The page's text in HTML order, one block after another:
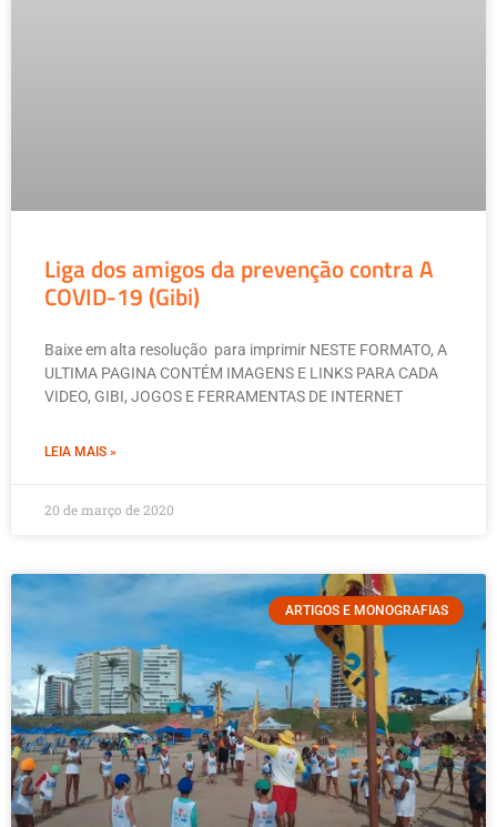
Liga dos amigos da prevenção contra A
COVID-19 (Gibi)
Baixe em alta resolução para imprimir NESTE FORMATO, A
ULTIMA PAGINA CONTÉM IMAGENS E LINKS PARA CADA
VIDEO, GIBI, JOGOS E FERRAMENTAS DE INTERNET
LEIA MAIS »
20 de março de 2020
ARTIGOS E MONOGRAFIAS